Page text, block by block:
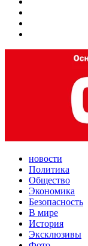
новости
Политика
Общество
Экономика
Безопасность
В мире
История
Эксклюзивы